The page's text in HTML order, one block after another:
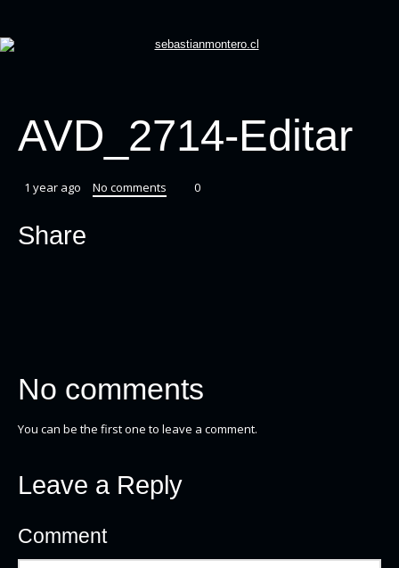
AVD_2714-Editar
1 year ago No comments 0
Share
No comments
You can be the first one to leave a comment.
Leave a Reply
Comment